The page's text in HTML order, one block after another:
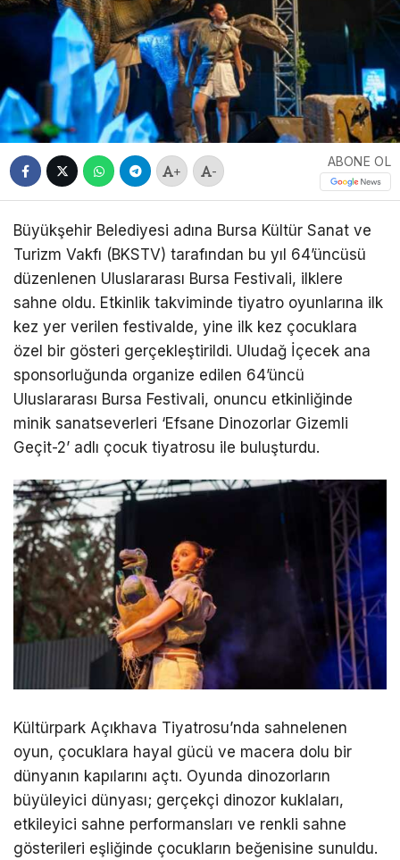
+ -
ABONE OL
Büyükşehir Belediyesi adına Bursa Kültür Sanat ve
Turizm Vakfı (BKSTV) tarafından bu yıl 64’üncüsü
düzenlenen Uluslararası Bursa Festivali, ilklere
sahne oldu. Etkinlik takviminde tiyatro oyunlarına ilk
kez yer verilen festivalde, yine ilk kez çocuklara
özel bir gösteri gerçekleştirildi. Uludağ İçecek ana
sponsorluğunda organize edilen 64’üncü
Uluslararası Bursa Festivali, onuncu etkinliğinde
minik sanatseverleri ‘Efsane Dinozorlar Gizemli
Geçit-2’ adlı çocuk tiyatrosu ile buluşturdu.
Kültürpark Açıkhava Tiyatrosu’nda sahnelenen
oyun, çocuklara hayal gücü ve macera dolu bir
dünyanın kapılarını açtı. Oyunda dinozorların
büyüleyici dünyası; gerçekçi dinozor kuklaları,
etkileyici sahne performansları ve renkli sahne
gösterileri eşliğinde çocukların beğenisine sunuldu.